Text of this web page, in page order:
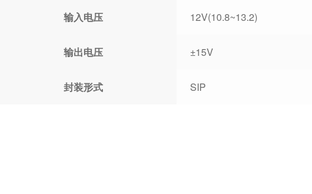
输入电压 12V(10.8~13.2)
输出电压 ±15V
封装形式 SIP